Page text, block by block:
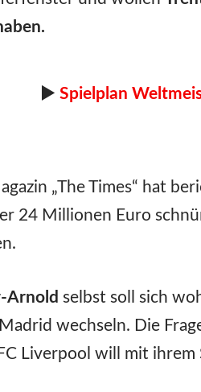
► Spielplan
„The Times“ hat
24 Millionen Euro
Arnold selbst soll sich
wechseln. Die
Liverpool will mit ihrem